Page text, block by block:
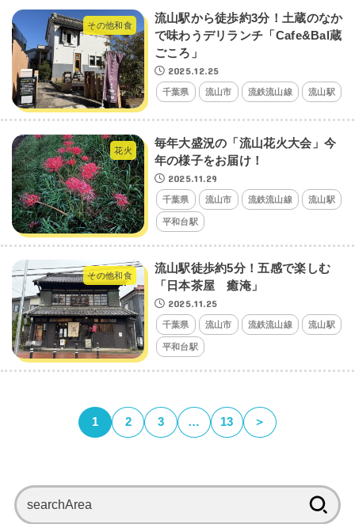
その他和食
流山駅から徒歩約3分！土蔵のなか
で味わうデリランチ「Cafe&Bal蔵
ごころ」
2025.12.25
千葉県 流山市 流鉄流山線 流山駅
花火
毎年大盛況の「流山花火大会」今
年の様子をお届け！
2025.11.29
千葉県 流山市 流鉄流山線 流山駅
平和台駅
その他和食
流山駅徒歩約5分！五感で楽しむ
「日本茶屋 癒淹」
2025.11.25
千葉県 流山市 流鉄流山線 流山駅
平和台駅
1 2 3 … 13 ＞
索: